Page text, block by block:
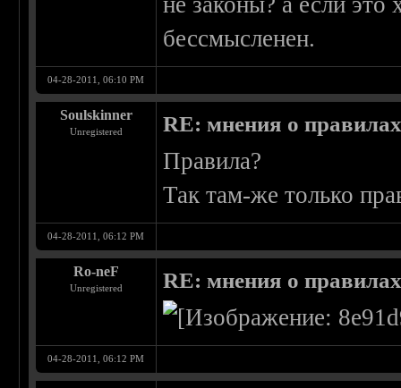
бессмысленен.
04-28-2011, 06:10 PM
Soulskinner
Unregistered RE: мнения о
Правила?
Так там-же только
04-28-2011, 06:12 PM
Ro-neF
Unregistered RE: мнения о
04-28-2011, 06:12 PM